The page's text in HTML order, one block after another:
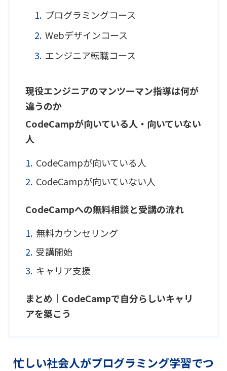
プログラミングコース
Webデザインコース
エンジニア転職コース
現役エンジニアのマンツーマン指導は何が
違うのか
CodeCampが向いている人・向いていない
人
CodeCampが向いている人
CodeCampが向いていない人
CodeCampへの無料相談と受講の流れ
無料カウンセリング
受講開始
キャリア支援
まとめ｜CodeCampで自分らしいキャリ
アを築こう
忙しい社会人がプログラミング学習でつ